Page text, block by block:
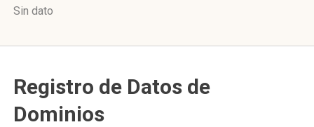
Sin dato
Registro de Datos de
Dominios